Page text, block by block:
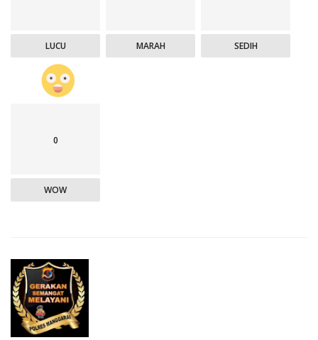
LUCU MARAH SEDIH
0
WOW